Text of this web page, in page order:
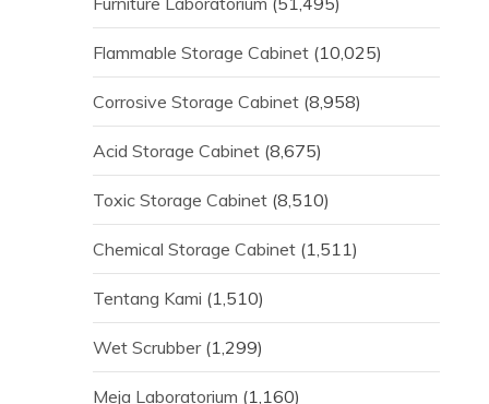
Flammable Storage Cabinet (10,025)
Corrosive Storage Cabinet (8,958)
Acid Storage Cabinet (8,675)
Toxic Storage Cabinet (8,510)
Chemical Storage Cabinet (1,511)
Tentang Kami (1,510)
Wet Scrubber (1,299)
Meja Laboratorium (1,160)